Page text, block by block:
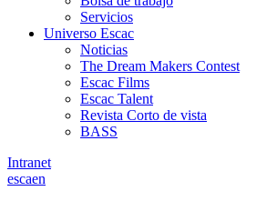
Servicios
Universo Escac
Noticias
The Dream Makers Contest
Escac Films
Escac Talent
Revista Corto de vista
BASS
Intranet
escaen